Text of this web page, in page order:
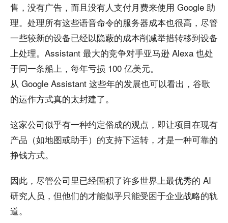
售，没有广告，而且没有人支付月费来使用 Google 助
理。处理所有这些语音命令的服务器成本也很高，尽管
一些较新的设备已经以隐蔽的成本削减举措转移到设备
上处理。Assistant 最大的竞争对手亚马逊 Alexa 也处
于同一条船上，每年亏损 100 亿美元。
从 Google Assistant 这些年的发展也可以看出，谷歌
的运作方式真的太封建了。
这家公司似乎有一种约定俗成的观点，即让项目在现有
产品（如地图或助手）的支持下运转，才是一种可靠的
挣钱方式。
因此，尽管公司里已经囤积了许多世界上最优秀的 AI
研究人员，但他们的才能似乎只能受困于企业战略的轨
道。